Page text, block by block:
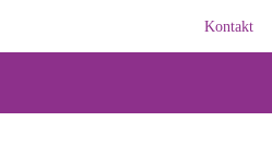
Kontakt